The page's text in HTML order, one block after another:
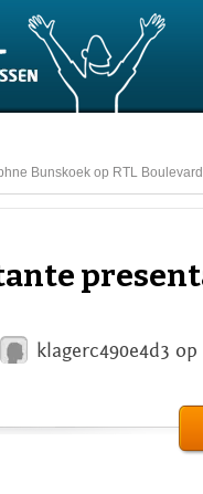
Bunskoek op RTL Boulevard
klagerc490e4d3